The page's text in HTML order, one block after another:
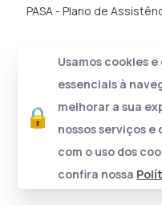
PASA - Plano de
Usamos cookies
essenciais à
melhorar a sua
nossos serviços
com o uso dos
confira nossa